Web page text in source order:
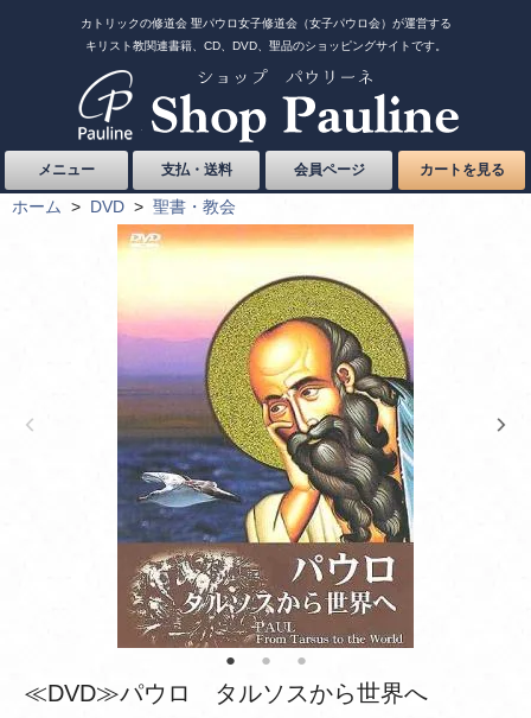
カトリックの修道会 聖パウロ女子修道会（女子パウロ会）が運営する
キリスト教関連書籍、CD、DVD、聖品のショッピングサイトです。
メニュー 支払・送料 会員ページ カートを見る
ホーム > DVD > 聖書・教会
≪DVD≫パウロ タルソスから世界へ